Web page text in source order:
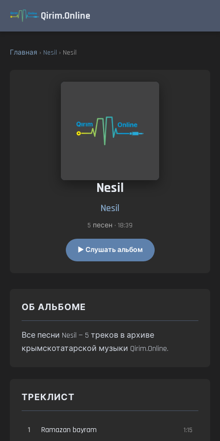
Qirim.Online
Главная › Nesil › Nesil
Nesil
Nesil
5 песен • 18:39
▶ Слушать альбом
ОБ АЛЬБОМЕ
Все песни Nesil — 5 треков в архиве
крымскотатарской музыки Qirim.Online.
ТРЕКЛИСТ
1 Ramazan bayram 1:15